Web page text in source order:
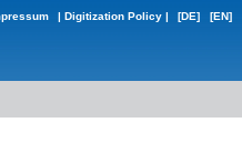
| Digitization Policy | [DE] [EN]